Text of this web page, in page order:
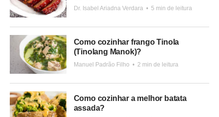
Dr. Isabel Ariadna Verdara • 5 min de leitura
Como cozinhar frango Tinola
(Tinolang Manok)?
Manuel Padrão Filho • 2 min de leitura
Como cozinhar a melhor batata
assada?